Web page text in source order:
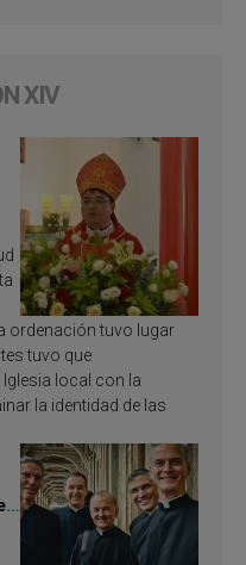
XIV
ordenación tuvo lugar
tuvo que
local con la
la identidad de las